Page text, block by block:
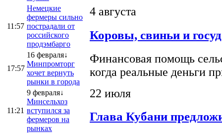
11:57
Немецкие
фермеры сильно
пострадали от
российского
продэмбарго
17:57
16 февраля↓
Минпромторг
хочет вернуть
рынки в города
11:21
9 февраля↓
Минсельхоз
вступился за
фермеров на
рынках
4 августа
Коровы, свиньи и
Финансовая помощь
когда реальные деньги
22 июля
Глава Кубани